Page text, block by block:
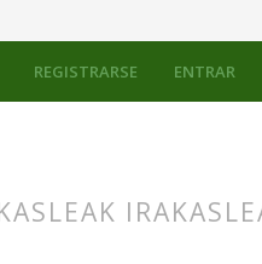
REGISTRARSE ENTRAR